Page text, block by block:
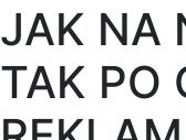
JAK NA
TAK PO